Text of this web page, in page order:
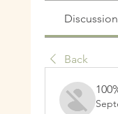
Discussion
Back